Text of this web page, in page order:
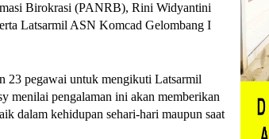
Birokrasi (PANRB), Rini Widyantini
Latsarmil ASN Komcad Gelombang I
23 pegawai untuk mengikuti Latsarmil
menilai pengalaman ini akan memberikan
dalam kehidupan sehari-hari maupun saat